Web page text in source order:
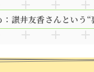
讃井友香さんという“